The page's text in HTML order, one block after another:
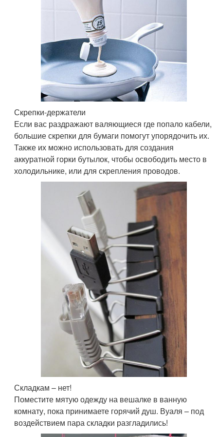
Скрепки-держатели
Если вас раздражают валяющиеся где попало кабели,
большие скрепки для бумаги помогут упорядочить их.
Также их можно использовать для создания
аккуратной горки бутылок, чтобы освободить место в
холодильнике, или для скрепления проводов.
Складкам – нет!
Поместите мятую одежду на вешалке в ванную
комнату, пока принимаете горячий душ. Вуаля – под
воздействием пара складки разгладились!